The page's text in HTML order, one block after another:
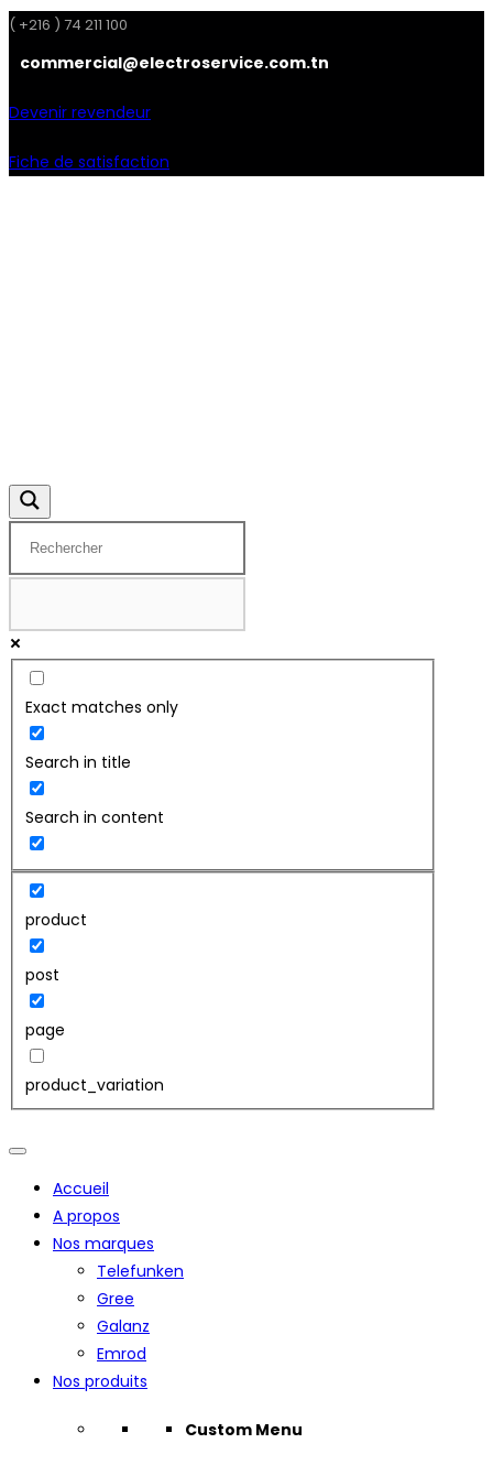
( +216 ) 74 211 100
commercial@electroservice.com.tn
Devenir revendeur
Fiche de satisfaction
Exact matches only
Search in title
Search in content
product
post
page
product_variation
Accueil
A propos
Nos marques
Telefunken
Gree
Galanz
Emrod
Nos produits
Custom Menu